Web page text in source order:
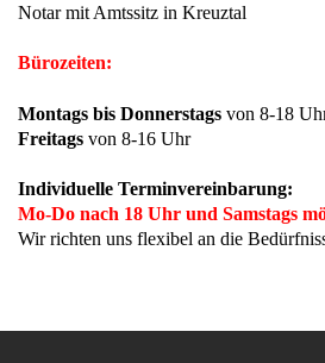
Notar mit Amtssitz in Kreuztal
Bürozeiten:
Montags bis Donnerstags von 8-18
Freitags von 8-16 Uhr
Individuelle Terminvereinbarung:
Mo-Do nach 18 Uhr und Samstags
Wir richten uns flexibel an die